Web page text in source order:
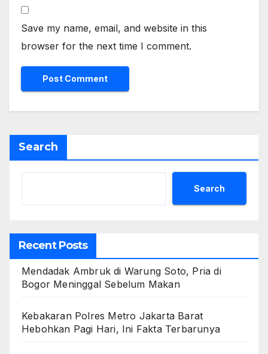
Save my name, email, and website in this
browser for the next time I comment.
Search
Search
Recent Posts
Mendadak Ambruk di Warung Soto, Pria di
Bogor Meninggal Sebelum Makan
Kebakaran Polres Metro Jakarta Barat
Hebohkan Pagi Hari, Ini Fakta Terbarunya